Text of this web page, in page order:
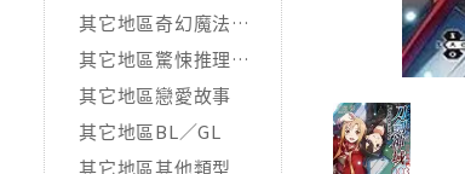
其它地區奇幻魔法／科幻冒險
其它地區驚悚推理／神怪靈異
其它地區戀愛故事
其它地區BL／GL
其它地區其他類型